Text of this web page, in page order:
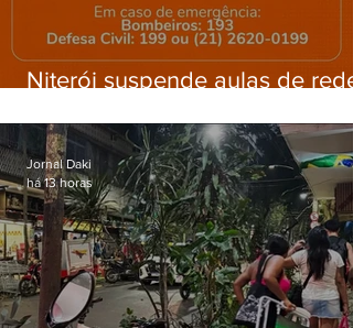
Niterói suspende aulas de rede
ventos fortes nesta sexta (7)
Jornal Daki
há 13 horas